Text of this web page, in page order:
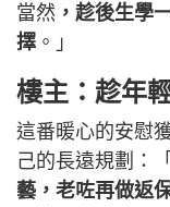
當然 ，趁後生學
擇 。」
樓主：趁年
這番暖心的安慰
己的長遠規劃：
藝，老咗再做返